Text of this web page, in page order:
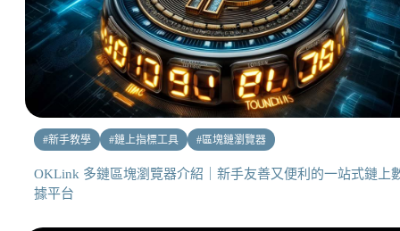
#新手教學 #鏈上指標工具 #區塊鏈瀏覽器
OKLink 多鏈區塊瀏覽器介紹｜新手友善又便利的一站式鏈上
據平台